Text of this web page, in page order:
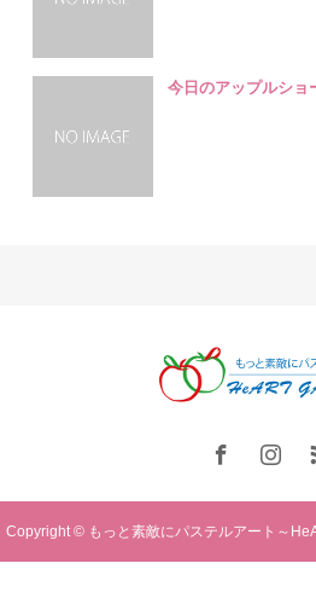
今日のアップルショ
Copyright © もっと素敵にパステルアート～